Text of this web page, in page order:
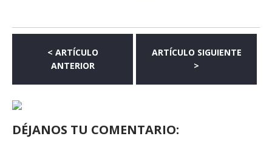
< ARTÍCULO
ANTERIOR
ARTÍCULO SIGUIENTE
>
DÉJANOS TU COMENTARIO: